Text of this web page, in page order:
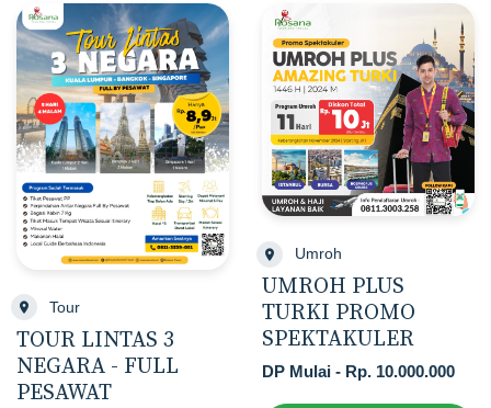
Tour
TOUR LINTAS 3
NEGARA - FULL
PESAWAT
Umroh
UMROH PLUS
TURKI PROMO
SPEKTAKULER
DP Mulai - Rp. 10.000.000